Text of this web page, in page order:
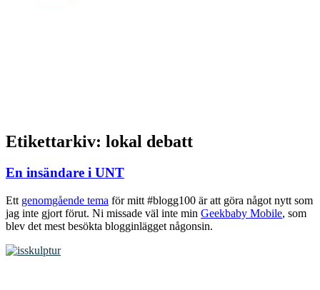
Etikettarkiv: lokal debatt
En insändare i UNT
Ett genomgående tema för mitt #blogg100 är att göra något nytt som
jag inte gjort förut. Ni missade väl inte min Geekbaby Mobile, som
blev det mest besökta blogginlägget någonsin.